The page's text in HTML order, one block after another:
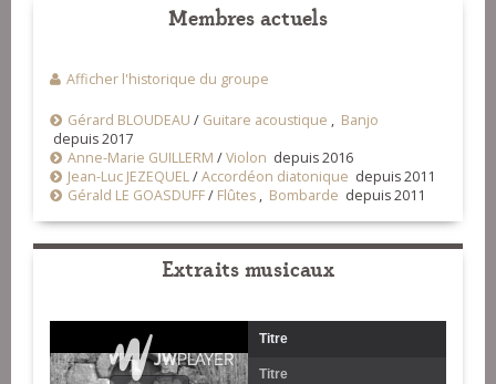
Membres actuels
Afficher l'historique du groupe
Gérard BLOUDEAU / Guitare acoustique , Banjo
depuis 2017
Anne-Marie GUILLERM /Violon depuis 2016
Jean-Luc JEZEQUEL/Accordéon diatonique depuis 2011
Gérald LE GOASDUFF/ Flûtes , Bombarde depuis 2011
Extraits musicaux
Titre
Titre